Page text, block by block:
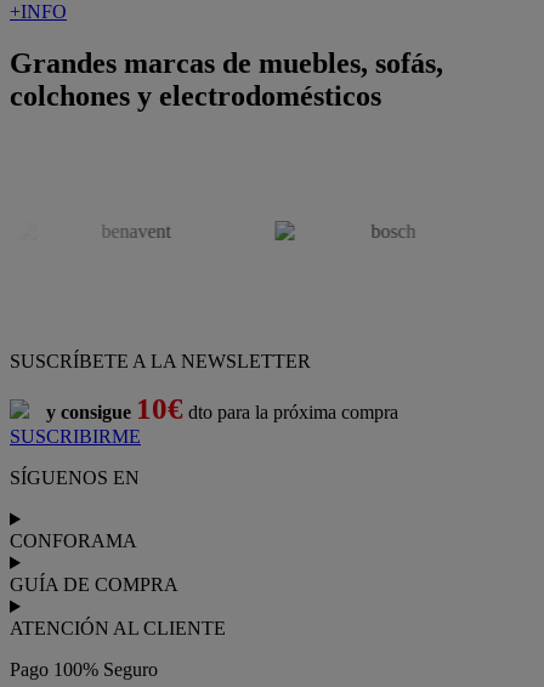
+INFO
Grandes marcas de muebles, sofás,
colchones y electrodomésticos
SUSCRÍBETE A LA NEWSLETTER
y consigue 10€ dto para la próxima compra
SUSCRIBIRME
SÍGUENOS EN
CONFORAMA
GUÍA DE COMPRA
ATENCIÓN AL CLIENTE
Pago 100% Seguro